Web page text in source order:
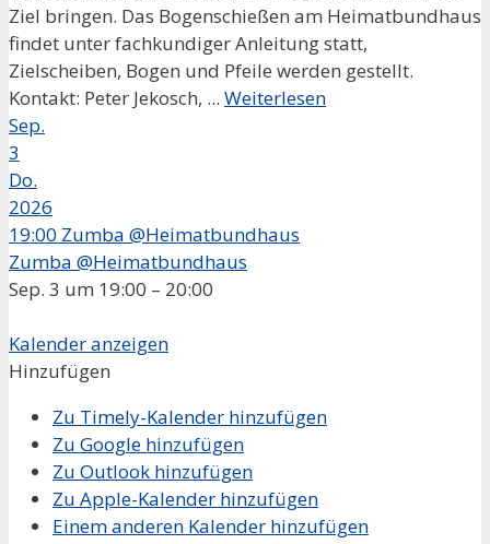
Ziel bringen. Das Bogenschießen am Heimatbundhaus
findet unter fachkundiger Anleitung statt,
Zielscheiben, Bogen und Pfeile werden gestellt.
Kontakt: Peter Jekosch, ... Weiterlesen
Sep.
3
Do.
2026
19:00 Zumba @Heimatbundhaus
Zumba @Heimatbundhaus
Sep. 3 um 19:00 – 20:00
Kalender anzeigen
Hinzufügen
Zu Timely-Kalender hinzufügen
Zu Google hinzufügen
Zu Outlook hinzufügen
Zu Apple-Kalender hinzufügen
Einem anderen Kalender hinzufügen